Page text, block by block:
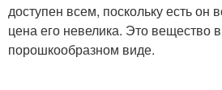
доступен всем, поскольку есть он
цена его невелика. Это вещество
порошкообразном виде.